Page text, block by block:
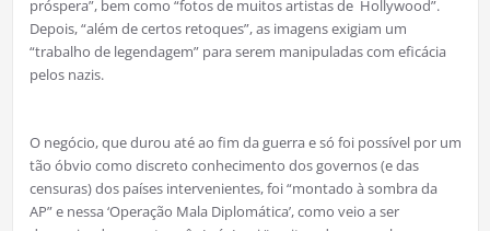
próspera”, bem como “fotos de muitos artistas de Hollywood”.
Depois, “além de certos retoques”, as imagens exigiam um
“trabalho de legendagem” para serem manipuladas com eficácia
pelos nazis.
O negócio, que durou até ao fim da guerra e só foi possível por um
tão óbvio como discreto conhecimento dos governos (e das
censuras) dos países intervenientes, foi “montado à sombra da
AP” e nessa ‘Operação Mala Diplomática’, como veio a ser